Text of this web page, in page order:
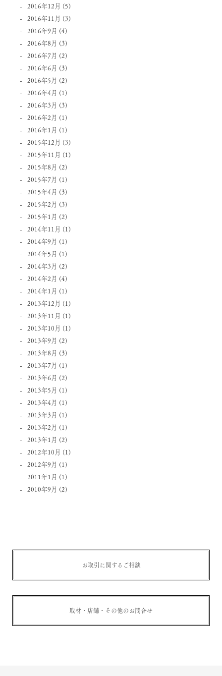
2016年12月 (5)
2016年11月 (3)
2016年9月 (4)
2016年8月 (3)
2016年7月 (2)
2016年6月 (3)
2016年5月 (2)
2016年4月 (1)
2016年3月 (3)
2016年2月 (1)
2016年1月 (1)
2015年12月 (3)
2015年11月 (1)
2015年8月 (2)
2015年7月 (1)
2015年4月 (3)
2015年2月 (3)
2015年1月 (2)
2014年11月 (1)
2014年9月 (1)
2014年5月 (1)
2014年3月 (2)
2014年2月 (4)
2014年1月 (1)
2013年12月 (1)
2013年11月 (1)
2013年10月 (1)
2013年9月 (2)
2013年8月 (3)
2013年7月 (1)
2013年6月 (2)
2013年5月 (1)
2013年4月 (1)
2013年3月 (1)
2013年2月 (1)
2013年1月 (2)
2012年10月 (1)
2012年9月 (1)
2011年1月 (1)
2010年9月 (2)
お取引に関するご相談
取材・店舗・その他のお問合せ